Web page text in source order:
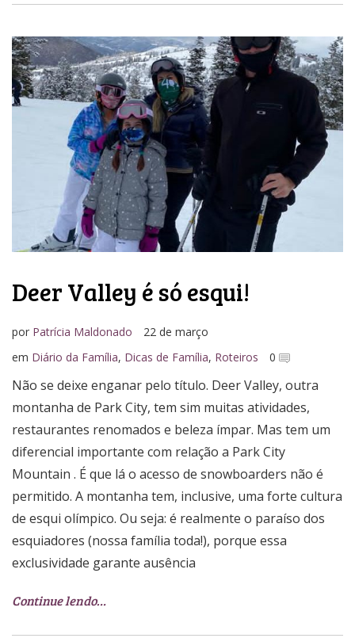
Deer Valley é só esqui!
por Patrícia Maldonado
22 de março
em Diário da Família, Dicas de Família, Roteiros 0
Não se deixe enganar pelo título. Deer Valley, outra
montanha de Park City, tem sim muitas atividades,
restaurantes renomados e beleza ímpar. Mas tem um
diferencial importante com relação a Park City
Mountain . É que lá o acesso de snowboarders não é
permitido. A montanha tem, inclusive, uma forte cultura
de esqui olímpico. Ou seja: é realmente o paraíso dos
esquiadores (nossa família toda!), porque essa
exclusividade garante ausência
Continue lendo…